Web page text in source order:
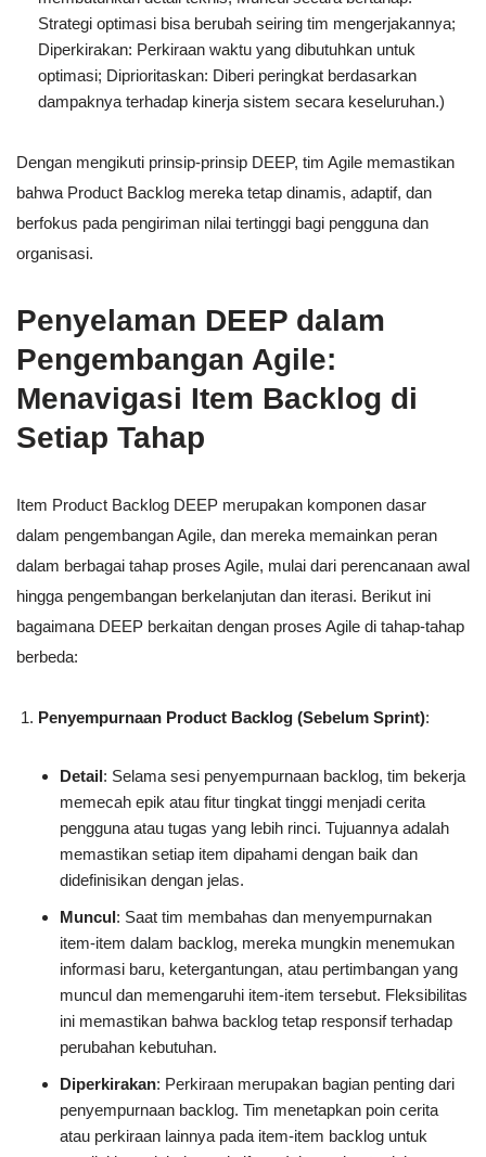
Strategi optimasi bisa berubah seiring tim mengerjakannya;
Diperkirakan: Perkiraan waktu yang dibutuhkan untuk
optimasi; Diprioritaskan: Diberi peringkat berdasarkan
dampaknya terhadap kinerja sistem secara keseluruhan.)
Dengan mengikuti prinsip-prinsip DEEP, tim Agile memastikan
bahwa Product Backlog mereka tetap dinamis, adaptif, dan
berfokus pada pengiriman nilai tertinggi bagi pengguna dan
organisasi.
Penyelaman DEEP dalam
Pengembangan Agile:
Menavigasi Item Backlog di
Setiap Tahap
Item Product Backlog DEEP merupakan komponen dasar
dalam pengembangan Agile, dan mereka memainkan peran
dalam berbagai tahap proses Agile, mulai dari perencanaan awal
hingga pengembangan berkelanjutan dan iterasi. Berikut ini
bagaimana DEEP berkaitan dengan proses Agile di tahap-tahap
berbeda:
Penyempurnaan Product Backlog (Sebelum Sprint):
Detail : Selama sesi penyempurnaan backlog, tim bekerja
memecah epik atau fitur tingkat tinggi menjadi cerita
pengguna atau tugas yang lebih rinci. Tujuannya adalah
memastikan setiap item dipahami dengan baik dan
didefinisikan dengan jelas.
Muncul : Saat tim membahas dan menyempurnakan
item-item dalam backlog, mereka mungkin menemukan
informasi baru, ketergantungan, atau pertimbangan yang
muncul dan memengaruhi item-item tersebut. Fleksibilitas
ini memastikan bahwa backlog tetap responsif terhadap
perubahan kebutuhan.
Diperkirakan: Perkiraan merupakan bagian penting dari
penyempurnaan backlog. Tim menetapkan poin cerita
atau perkiraan lainnya pada item-item backlog untuk